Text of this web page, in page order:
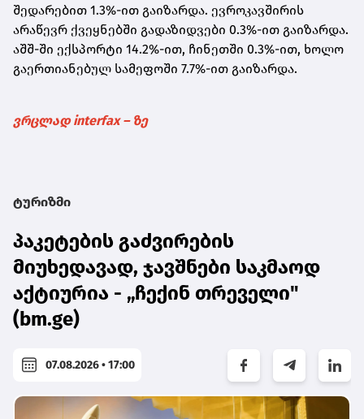
შედარებით 1.3%-ით გაიზარდა. ევროკავშირის
არაწევრ ქვეყნებში გადაზიდვები 0.3%-ით გაიზარდა.
აშშ-ში ექსპორტი 14.2%-ით, ჩინეთში 0.3%-ით, ხოლო
გაერთიანებულ სამეფოში 7.7%-ით გაიზარდა.
ვრცლად interfax – ზე
ტურიზმი
პაკეტების გაძვირების
მიუხედავად, ჯავშნები საკმაოდ
აქტიურია - „ჩექინ თრეველი"
(bm.ge)
07.08.2026 • 17:00